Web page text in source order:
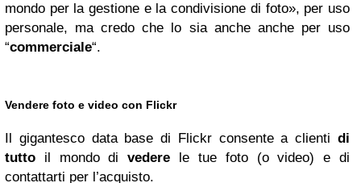
mondo per la gestione e la condivisione di foto», per uso
personale, ma credo che lo sia anche anche per uso
“commerciale“.
Vendere foto e video con Flickr
Il gigantesco data base di Flickr consente a clienti di
tutto il mondo divedere le tue foto (o video) e di
contattarti per l’acquisto.